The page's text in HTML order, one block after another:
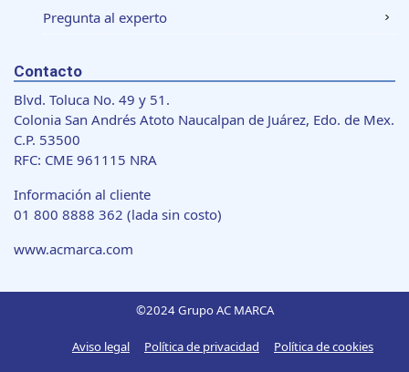
Pregunta al experto
Contacto
Blvd. Toluca No. 49 y 51.
Colonia San Andrés Atoto Naucalpan de Juárez, Edo. de Mex.
C.P. 53500
RFC: CME 961115 NRA
Información al cliente
01 800 8888 362 (lada sin costo)
www.acmarca.com
©2024 Grupo AC MARCA
Aviso legal Política de privacidad Política de cookies